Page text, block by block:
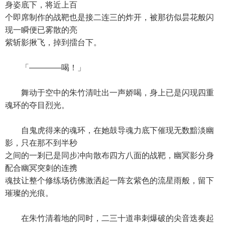
身姿底下，将近上百
个即席制作的战靶也是接二连三的炸开，被那彷似昙花般闪
现一瞬便已雾散的亮
紫斩影揪飞，掉到擂台下。
「————喝！」
舞动于空中的朱竹清吐出一声娇喝，身上已是闪现四重
魂环的夺目烈光。
自鬼虎得来的魂环，在她鼓导魂力底下催现无数黯淡幽
影，只在那不到半秒
之间的一剎已是同步冲向散布四方八面的战靶，幽冥影分身
配合幽冥突刺的连携
魂技让整个修练场彷佛激洒起一阵玄紫色的流星雨般，留下
璀璨的光痕。
在朱竹清着地的同时，二三十道串刺爆破的尖音迭奏起